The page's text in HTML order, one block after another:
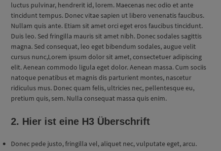
luctus pulvinar, hendrerit id, lorem. Maecenas nec odio et ante
tincidunt tempus. Donec vitae sapien ut libero venenatis faucibus.
Nullam quis ante. Etiam sit amet orci eget eros faucibus tincidunt.
Duis leo. Sed fringilla mauris sit amet nibh. Donec sodales sagittis
magna. Sed consequat, leo eget bibendum sodales, augue velit
cursus nunc,Lorem ipsum dolor sit amet, consectetuer adipiscing
elit. Aenean commodo ligula eget dolor. Aenean massa. Cum sociis
natoque penatibus et magnis dis parturient montes, nascetur
ridiculus mus. Donec quam felis, ultricies nec, pellentesque eu,
pretium quis, sem. Nulla consequat massa quis enim.
2. Hier ist eine H3 Überschrift
Donec pede justo, fringilla vel, aliquet nec, vulputate eget, arcu.